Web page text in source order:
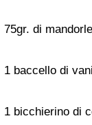
75gr. di mandorle
1 baccello di
1 bicchierino di